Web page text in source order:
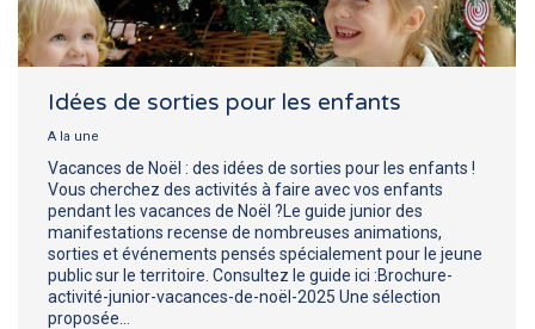
Idées de sorties pour les enfants
A la une
Vacances de Noël : des idées de sorties pour les enfants !
Vous cherchez des activités à faire avec vos enfants
pendant les vacances de Noël ?Le guide junior des
manifestations recense de nombreuses animations,
sorties et événements pensés spécialement pour le jeune
public sur le territoire. Consultez le guide ici :Brochure-
activité-junior-vacances-de-noël-2025 Une sélection
proposée…